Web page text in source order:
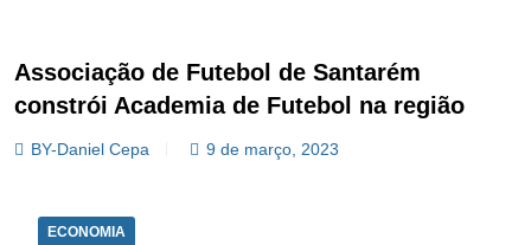
Associação de Futebol de Santarém
constrói Academia de Futebol na região
BY-Daniel Cepa 9 de março, 2023
ECONOMIA